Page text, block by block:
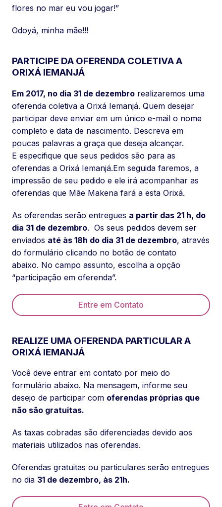
flores no mar eu vou jogar!”
Odoyá, minha mãe!!!
PARTICIPE DA OFERENDA COLETIVA A
ORIXÁ IEMANJÁ
Em 2017, no dia 31 de dezembro realizaremos uma
oferenda coletiva a Orixá Iemanjá. Quem desejar
participar deve enviar em um único e-mail o nome
completo e data de nascimento. Descreva em
poucas palavras a graça que deseja alcançar.
E especifique que seus pedidos são para as
oferendas a Orixá Iemanjá.Em seguida faremos, a
impressão de seu pedido e ele irá acompanhar as
oferendas que Mãe Makena fará a esta Orixá.
As oferendas serão entregues a partir das 21 h, do
dia 31 de dezembro. Os seus pedidos devem ser
enviados até às 18h do dia 31 de dezembro, através
do formulário clicando no botão de contato
abaixo. No campo assunto, escolha a opção
“participação em oferenda”.
Entre em Contato
REALIZE UMA OFERENDA PARTICULAR A
ORIXÁ IEMANJÁ
Você deve entrar em contato por meio do
formulário abaixo. Na mensagem, informe seu
desejo de participar com oferendas próprias que
não são gratuitas.
As taxas cobradas são diferenciadas devido aos
materiais utilizados nas oferendas.
Oferendas gratuitas ou particulares serão entregues
no dia 31 de dezembro, às 21h.